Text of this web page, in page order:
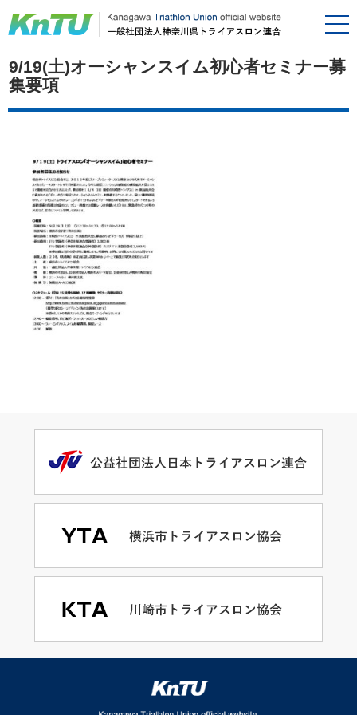
9/19(土)オーシャンスイム初心者セミナー募
集要項